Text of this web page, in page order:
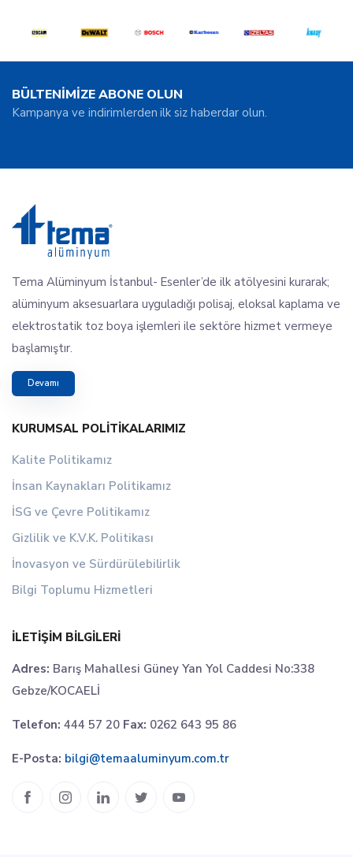
BÜLTENİMİZE ABONE OLUN
Kampanya ve indirimlerden ilk siz haberdar olun.
Tema Alüminyum İstanbul- Esenler’de ilk atölyesini kurarak;
alüminyum aksesuarlara uyguladığı polisaj, eloksal kaplama ve
elektrostatik toz boya işlemleri ile sektöre hizmet vermeye
başlamıştır.
Devamı
KURUMSAL POLITIKALARIMIZ
Kalite Politikamız
İnsan Kaynakları Politikamız
İSG ve Çevre Politikamız
Gizlilik ve K.V.K. Politikası
İnovasyon ve Sürdürülebilirlik
Bilgi Toplumu Hizmetleri
İLETIŞIM BILGILERI
Adres: Barış Mahallesi Güney Yan Yol Caddesi No:338
Gebze/KOCAELİ
Telefon: 444 57 20 Fax: 0262 643 95 86
E-Posta: bilgi@temaaluminyum.com.tr